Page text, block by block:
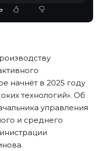
начнёт в 2025 году
технологий». Об
управления
и среднего